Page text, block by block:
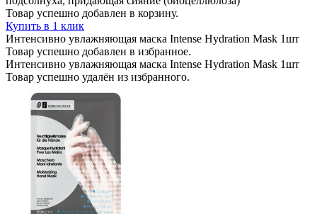
Товар успешно добавлен в корзину.
Купить в 1 клик
Интенсивно увлажняющая маска Intense Hydration Mask 1шт
Товар успешно добавлен в избранное.
Интенсивно увлажняющая маска Intense Hydration Mask 1шт
Товар успешно удалён из избранного.